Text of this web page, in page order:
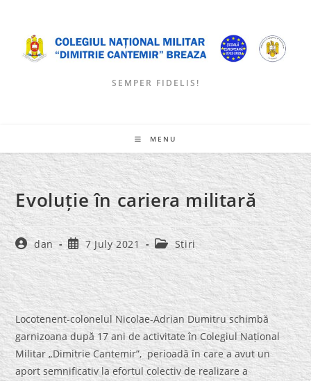
content
SEMPER FIDELIS!
MENU
Evoluție în cariera militară
Post
author:
dan
Post
published:
7 July 2021
Post
category:
Stiri
Locotenent-colonelul Nicolae-Adrian Dumitru schimbă
garnizoana după 17 ani de activitate în Colegiul Național
Militar „Dimitrie Cantemir”, perioadă în care a avut un
aport semnificativ la efortul colectiv de realizare a